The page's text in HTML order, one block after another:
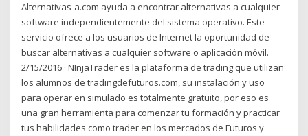
Alternativas-a.com ayuda a encontrar alternativas a cualquier
software independientemente del sistema operativo. Este
servicio ofrece a los usuarios de Internet la oportunidad de
buscar alternativas a cualquier software o aplicación móvil.
2/15/2016 · NInjaTrader es la plataforma de trading que utilizan
los alumnos de tradingdefuturos.com, su instalación y uso
para operar en simulado es totalmente gratuito, por eso es
una gran herramienta para comenzar tu formación y practicar
tus habilidades como trader en los mercados de Futuros y